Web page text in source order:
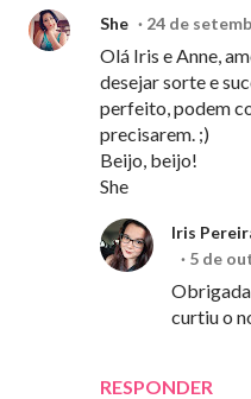
She 24 de
Olá Iris e Anne,
desejar sorte e
perfeito, podem
precisarem. ;)
Beijo, beijo!
She
RESPONDER
Iris
5 de
Obrigada
curtiu o